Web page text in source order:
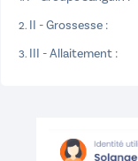
II - Grossesse :
III - Allaitement :